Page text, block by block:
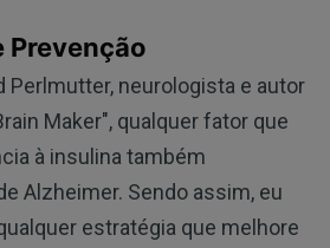
Prevenção
Perlmutter, neurologista e autor
Maker", qualquer fator que
à insulina também
Alzheimer. Sendo assim, eu
estratégia que melhore